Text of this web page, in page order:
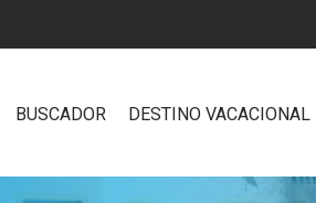
BUSCADOR DESTINO VACACIONAL